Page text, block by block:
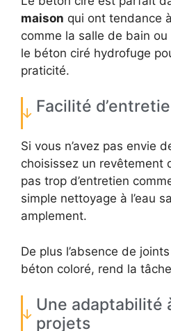
maison qui ont tendance
comme la salle de bain
le béton ciré hydrofuge
praticité.
Facilité
Si vous n’avez pas envie
choisissez un revêtement
pas trop d’entretien
simple nettoyage à l’eau
amplement.
De plus l’absence de
béton coloré, rend la
Une adaptabilité
projets